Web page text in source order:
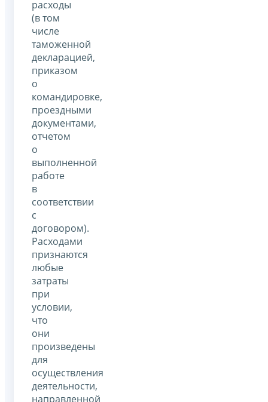
расходы
(в том
числе
таможенной
декларацией,
приказом
о
командировке,
проездными
документами,
отчетом
о
выполненной
работе
в
соответствии
с
договором).
Расходами
признаются
любые
затраты
при
условии,
что
они
произведены
для
осуществления
деятельности,
направленной